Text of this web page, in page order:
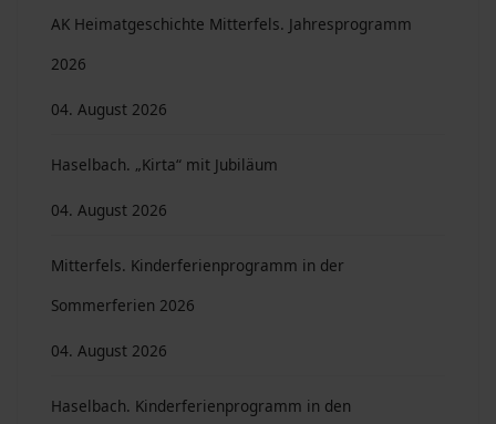
AK Heimatgeschichte Mitterfels. Jahresprogramm
2026
04. August 2026
Haselbach. „Kirta“ mit Jubiläum
04. August 2026
Mitterfels. Kinderferienprogramm in der
Sommerferien 2026
04. August 2026
Haselbach. Kinderferienprogramm in den